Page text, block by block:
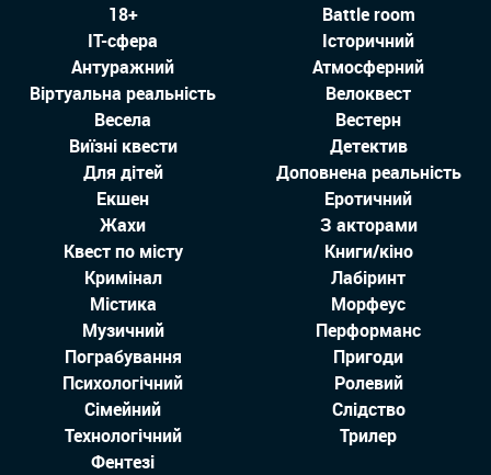
18+
Battle room
IT-сфера
Історичний
Антуражний
Атмосферний
Віртуальна реальність
Велоквест
Весела
Вестерн
Виїзні квести
Детектив
Для дітей
Доповнена реальність
Екшен
Еротичний
Жахи
З акторами
Квест по місту
Книги/кіно
Кримінал
Лабіринт
Містика
Морфеус
Музичний
Перформанс
Пограбування
Пригоди
Психологічний
Ролевий
Сімейний
Слідство
Технологiчний
Трилер
Фентезі